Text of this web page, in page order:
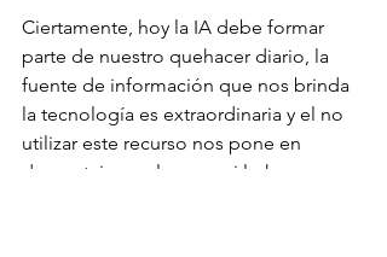
Ciertamente, hoy la IA debe formar
parte de nuestro quehacer diario, la
fuente de información que nos brinda
la tecnología es extraordinaria y el no
utilizar este recurso nos pone en
desventaja con los que si lo hacen.